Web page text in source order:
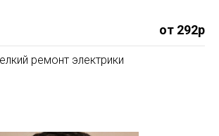
от 292р
ремонт электрики